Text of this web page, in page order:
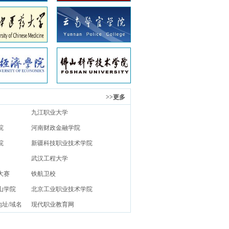
>>更多
九江职业大学
河南财政金融学院
新疆科技职业技术学院
武汉工程大学
赛 铁航卫校
学院 北京工业职业技术学院
/域名 现代职业教育网